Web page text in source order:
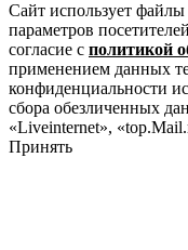
Сайт использует
параметров
согласие с политикой
применением данных
конфиденциальности
сбора обезличенных
«Liveinternet»,
Принять